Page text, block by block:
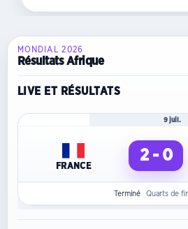
MONDIAL 2026
Résultats Afrique
LIVE ET RÉSULTATS
9 juil.
FRANCE
2 - 0
Terminé Quarts de